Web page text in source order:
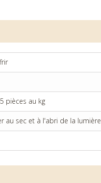
pièces au kg
au sec et à l'abri de la lumière